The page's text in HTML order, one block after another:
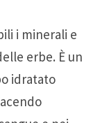
i minerali e
erbe. È un
idratato